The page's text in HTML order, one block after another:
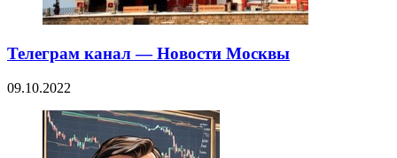
Телеграм канал — Новости Москвы
09.10.2022